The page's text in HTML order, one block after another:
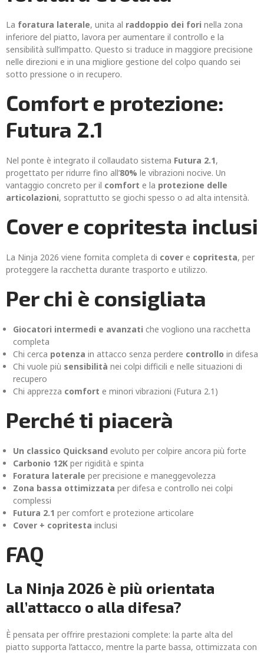
La foratura laterale, unita al raddoppio dei fori nella zona
inferiore del piatto, lavora per aumentare il controllo e la
sensibilità sull’impatto. Questo si traduce in maggiore precisione
nelle direzioni e in una migliore gestione del colpo quando sei
sotto pressione o in recupero.
Comfort e protezione:
Futura 2.1
Nel ponte è integrato il collaudato sistema Futura 2.1,
progettato per ridurre fino all’80% le vibrazioni nocive. Un
vantaggio concreto per il comfort e la protezione delle
articolazioni, soprattutto se giochi spesso o ad alta intensità.
Cover e copritesta inclusi
La Ninja 2026 viene fornita completa di cover e copritesta, per
proteggere la racchetta durante trasporto e utilizzo.
Per chi è consigliata
Giocatori intermedi e avanzati che vogliono una racchetta
completa
Chi cerca potenza in attacco senza perdere controllo in difesa
Chi vuole più sensibilità nei colpi difficili e nelle situazioni di
recupero
Chi apprezza comfort e minori vibrazioni (Futura 2.1)
Perché ti piacerà
Un classico Quicksand evoluto per colpire ancora più forte
Carbonio 12K per rigidità e spinta
Foratura laterale per precisione e maneggevolezza
Zona bassa ottimizzata per difesa e controllo nei colpi
complessi
Futura 2.1 per comfort e protezione articolare
Cover + copritesta inclusi
FAQ
La Ninja 2026 è più orientata
all’attacco o alla difesa?
È pensata per offrire prestazioni complete: la parte alta del
piatto supporta l’attacco, mentre la parte bassa, ottimizzata con